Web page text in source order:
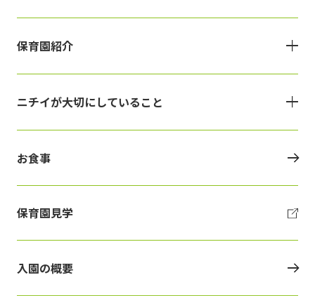
保育園紹介
ニチイが大切にしていること
お食事
保育園見学
入園の概要